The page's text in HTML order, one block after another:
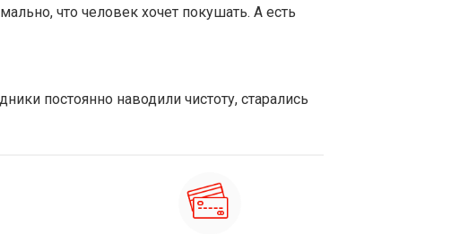
что человек хочет покушать. А есть
постоянно наводили чистоту, старались